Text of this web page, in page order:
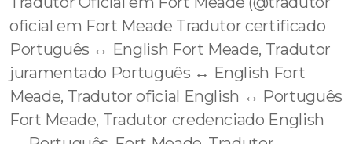
oficial em Fort Meade Tradutor certificado
Português ↔️ English Fort Meade, Tradutor
juramentado Português ↔️ English Fort
Meade, Tradutor oficial English ↔️ Português
Fort Meade, Tradutor credenciado English